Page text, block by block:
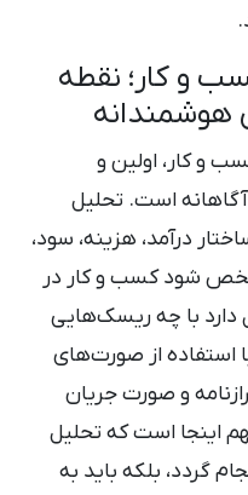
‌و کار؛ نقطه
‌و کار، اولین و
است. تحلیل
درآمد، هزینه، سود،
شود کسب ‌و کار در
دارد با چه ریسک‌هایی
استفاده از صورت‌های
و صورت جریان
اینجا است که تحلیل
گردد، بلکه باید به